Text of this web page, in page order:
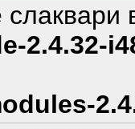
слаквари
2.4.32-